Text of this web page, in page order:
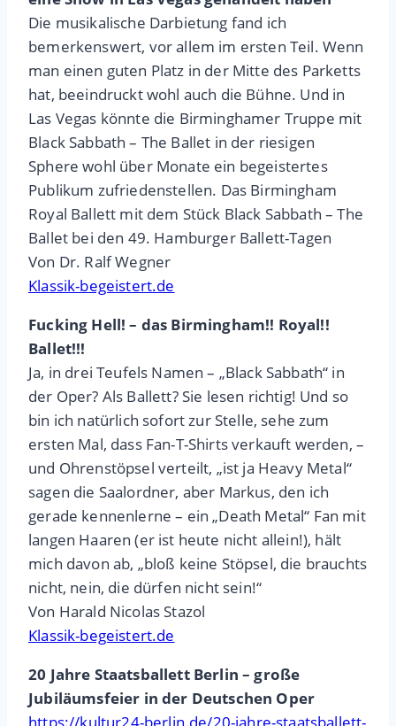
Die musikalische Darbietung fand ich
bemerkenswert, vor allem im ersten Teil. Wenn
man einen guten Platz in der Mitte des Parketts
hat, beeindruckt wohl auch die Bühne. Und in
Las Vegas könnte die Birminghamer Truppe mit
Black Sabbath – The Ballet in der riesigen
Sphere wohl über Monate ein begeistertes
Publikum zufriedenstellen. Das Birmingham
Royal Ballett mit dem Stück Black Sabbath – The
Ballet bei den 49. Hamburger Ballett-Tagen
Von Dr. Ralf Wegner
Klassik-begeistert.de
Fucking Hell! – das Birmingham!! Royal!!
Ballet!!!
Ja, in drei Teufels Namen – „Black Sabbath“ in
der Oper? Als Ballett? Sie lesen richtig! Und so
bin ich natürlich sofort zur Stelle, sehe zum
ersten Mal, dass Fan-T-Shirts verkauft werden, –
und Ohrenstöpsel verteilt, „ist ja Heavy Metal“
sagen die Saalordner, aber Markus, den ich
gerade kennenlerne – ein „Death Metal“ Fan mit
langen Haaren (er ist heute nicht allein!), hält
mich davon ab, „bloß keine Stöpsel, die brauchts
nicht, nein, die dürfen nicht sein!“
Von Harald Nicolas Stazol
Klassik-begeistert.de
20 Jahre Staatsballett Berlin – große
Jubiläumsfeier in der Deutschen Oper